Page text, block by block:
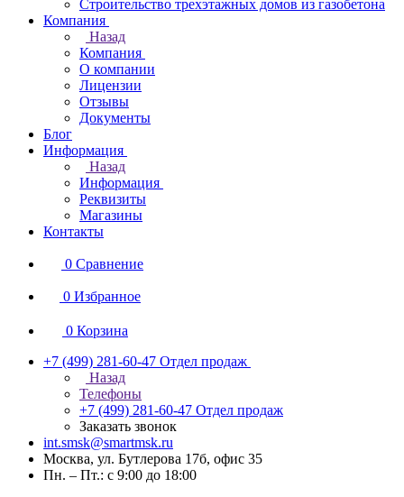
Строительство трехэтажных домов из газобетона
Компания
Назад
Компания
О компании
Лицензии
Отзывы
Документы
Блог
Информация
Назад
Информация
Реквизиты
Магазины
Контакты
0 Сравнение
0 Избранное
0 Корзина
+7 (499) 281-60-47 Отдел продаж
Назад
Телефоны
+7 (499) 281-60-47 Отдел продаж
Заказать звонок
int.smsk@smartmsk.ru
Москва, ул. Бутлерова 17б, офис 35
Пн. – Пт.: с 9:00 до 18:00